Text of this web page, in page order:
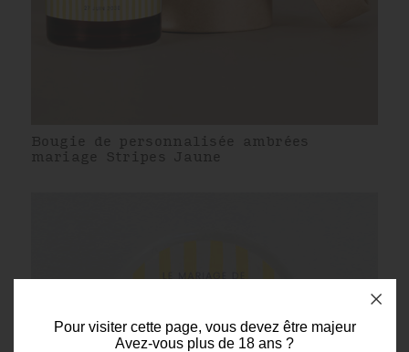
Bougie de personnalisée ambrées
mariage Stripes Jaune
Pour visiter cette page, vous devez être majeur
Avez-vous plus de 18 ans ?